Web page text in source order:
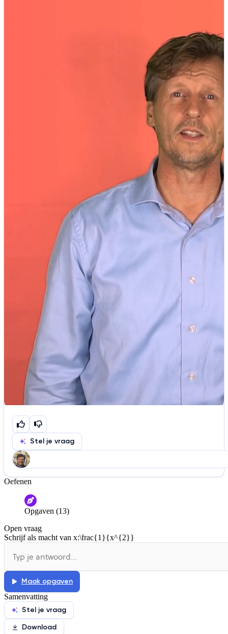
Stel je vraag
Help ons de video te verbeteren
De audio is slecht
Informatie is onjuist
De docent is te langdradig
Oefenen
Opgaven (13)
Open vraag
Schrijf als macht van x:\frac{1}{x^{2}}
Maak opgaven
Samenvatting
Stel je vraag
Download